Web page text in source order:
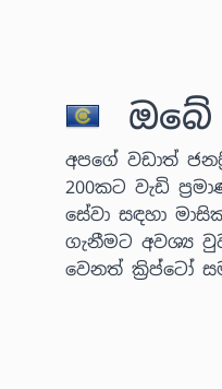
ඔබේ
අපගේ වඩාත්
200කට වැඩි
සේවා සඳහා
ගැනීමට අවශ්‍ය
වෙනත් ක්‍රිප්ටෝ